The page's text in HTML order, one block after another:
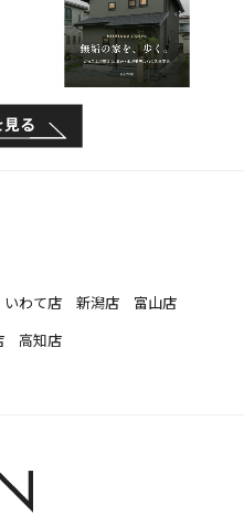
見る
いわて店 新潟店
富山店
高知店